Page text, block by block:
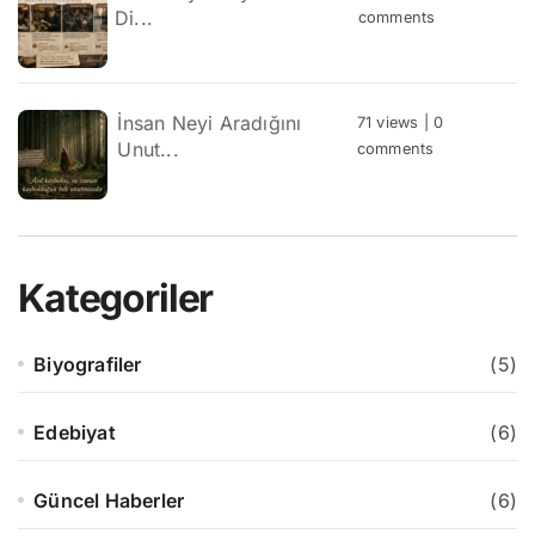
Di...
comments
İnsan Neyi Aradığını
Unut...
71 views
0
comments
Kategoriler
Biyografiler (5)
Edebiyat (6)
Güncel Haberler (6)